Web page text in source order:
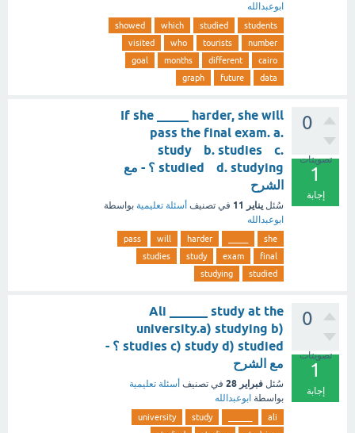
ابوعبدالله
students
studied
which
showed
number
tourists
who
visited
cairo
different
months
goal
data
future
graph
0
تصويتات
1
إجابة
If she _____ harder, she will
pass the final exam. a.
study b. studies c.
studied d. studying ؟ - مع
الشرح
سُئل يناير 11 في تصنيف أسئلة تعليمية بواسطة
ابوعبدالله
she
harder
will
pass
final
exam
study
studies
studied
studying
0
تصويتات
1
إجابة
Ali ______ study at the
university.a) studying b)
studies c) study d) studied ؟ -
مع الشرح
سُئل فبراير 28 في تصنيف أسئلة تعليمية
بواسطة ابوعبدالله
ali
study
university